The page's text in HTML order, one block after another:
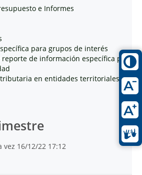
e Informes
para grupos de interés
de información específica por
en entidades territoriales
16/12/22 17:12